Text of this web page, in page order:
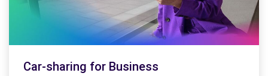
Car-sharing for Business